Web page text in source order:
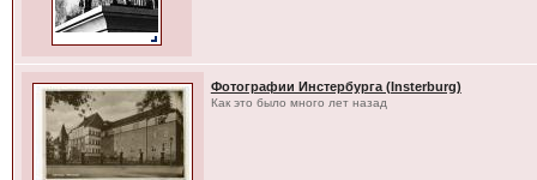
Фотографии Инстербурга (Insterburg)
Как это было много лет назад